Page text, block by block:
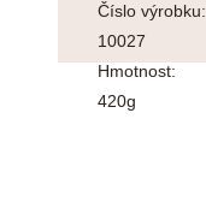
Číslo výrobku:
10027
Hmotnost:
420g